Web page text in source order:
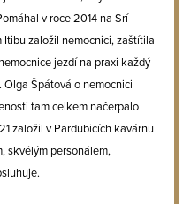
v roce 2014 na Srí
založil nemocnici, zaštítila
jezdí na praxi každý
Špátová o nemocnici
tam celkem načerpalo
založil v Pardubicích kavárnu
skvělým personálem,